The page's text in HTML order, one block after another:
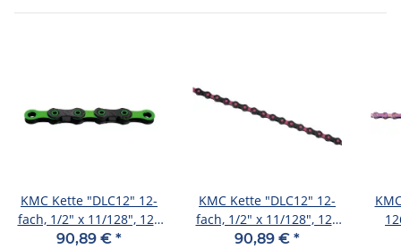
KMC Kette "DLC12" 12-
fach, 1/2" x 11/128", 126
Gli schwarz / grün
90,89 € *
KMC Kette "DLC12" 12-
fach, 1/2" x 11/128", 126
Gli schwarz / pink
90,89 € *